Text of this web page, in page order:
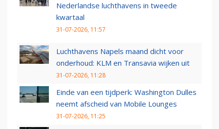
Nederlandse luchthavens in tweede
kwartaal
31-07-2026, 11:57
Luchthavens Napels maand dicht voor
onderhoud: KLM en Transavia wijken uit
31-07-2026, 11:28
Einde van een tijdperk: Washington Dulles
neemt afscheid van Mobile Lounges
31-07-2026, 11:25